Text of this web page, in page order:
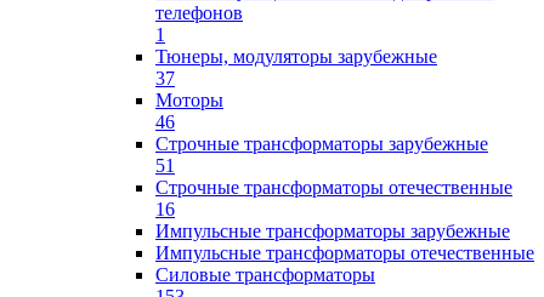
телефонов
1
Тюнеры, модуляторы зарубежные
37
Моторы
46
Строчные трансформаторы зарубежные
51
Строчные трансформаторы отечественные
16
Импульсные трансформаторы зарубежные
Импульсные трансформаторы отечественные
Силовые трансформаторы